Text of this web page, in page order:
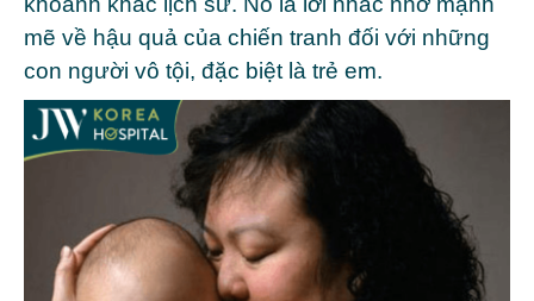
mẽ về hậu quả của chiến tranh đối với những
con người vô tội, đặc biệt là trẻ em.